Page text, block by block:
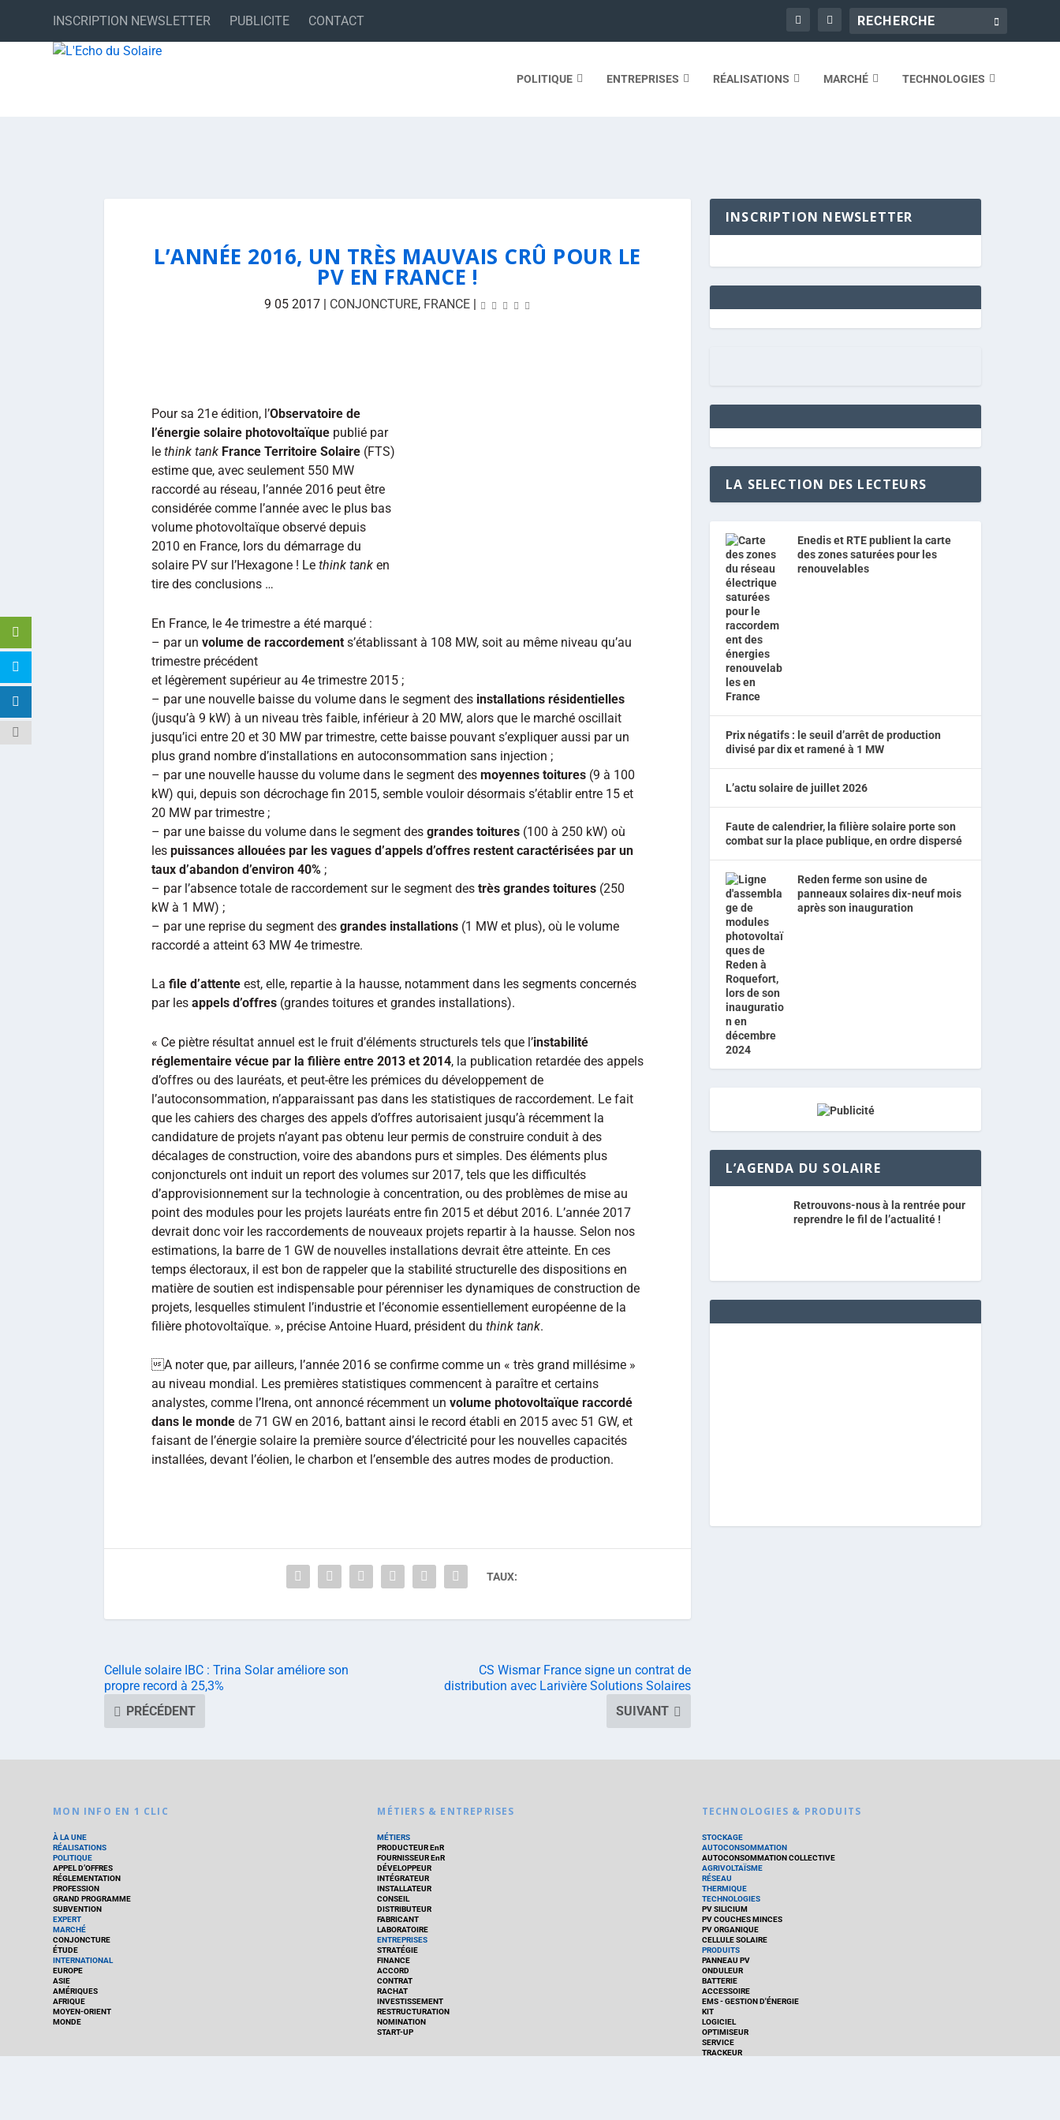
INSCRIPTION NEWSLETTER PUBLICITE CONTACT
POLITIQUE ENTREPRISES RÉALISATIONS MARCHÉ TECHNOLOGIES
L’ANNÉE 2016, UN TRÈS MAUVAIS CRÛ POUR LE
PV EN FRANCE !
9 05 2017| CONJONCTURE, FRANCE|
Pour sa 21e édition, l’Observatoire de
l’énergie solaire photovoltaïque publié par
le think tank France Territoire Solaire (FTS)
estime que, avec seulement 550 MW
raccordé au réseau, l’année 2016 peut être
considérée comme l’année avec le plus bas
volume photovoltaïque observé depuis
2010 en France, lors du démarrage du
solaire PV sur l’Hexagone ! Le think tank en
tire des conclusions …
En France, le 4e trimestre a été marqué :
– par un volume de raccordement s’établissant à 108 MW, soit au même niveau qu’au
trimestre précédent
et légèrement supérieur au 4e trimestre 2015 ;
– par une nouvelle baisse du volume dans le segment des installations résidentielles
(jusqu’à 9 kW) à un niveau très faible, inférieur à 20 MW, alors que le marché oscillait
jusqu’ici entre 20 et 30 MW par trimestre, cette baisse pouvant s’expliquer aussi par un
plus grand nombre d’installations en autoconsommation sans injection ;
– par une nouvelle hausse du volume dans le segment des moyennes toitures (9 à 100
kW) qui, depuis son décrochage fin 2015, semble vouloir désormais s’établir entre 15 et
20 MW par trimestre ;
– par une baisse du volume dans le segment des grandes toitures (100 à 250 kW) où
les puissances allouées par les vagues d’appels d’offres restent caractérisées par un
taux d’abandon d’environ 40% ;
– par l’absence totale de raccordement sur le segment des très grandes toitures (250
kW à 1 MW) ;
– par une reprise du segment des grandes installations (1 MW et plus), où le volume
raccordé a atteint 63 MW 4e trimestre.
La file d’attente est, elle, repartie à la hausse, notamment dans les segments concernés
par les appels d’offres (grandes toitures et grandes installations).
« Ce piètre résultat annuel est le fruit d’éléments structurels tels que l’instabilité
réglementaire vécue par la filière entre 2013 et 2014, la publication retardée des appels
d’offres ou des lauréats, et peut-être les prémices du développement de
l’autoconsommation, n’apparaissant pas dans les statistiques de raccordement. Le fait
que les cahiers des charges des appels d’offres autorisaient jusqu’à récemment la
candidature de projets n’ayant pas obtenu leur permis de construire conduit à des
décalages de construction, voire des abandons purs et simples. Des éléments plus
conjoncturels ont induit un report des volumes sur 2017, tels que les difficultés
d’approvisionnement sur la technologie à concentration, ou des problèmes de mise au
point des modules pour les projets lauréats entre fin 2015 et début 2016. L’année 2017
devrait donc voir les raccordements de nouveaux projets repartir à la hausse. Selon nos
estimations, la barre de 1 GW de nouvelles installations devrait être atteinte. En ces
temps électoraux, il est bon de rappeler que la stabilité structurelle des dispositions en
matière de soutien est indispensable pour pérenniser les dynamiques de construction de
projets, lesquelles stimulent l’industrie et l’économie essentiellement européenne de la
filière photovoltaïque. », précise Antoine Huard, président du think tank.
A noter que, par ailleurs, l’année 2016 se confirme comme un « très grand millésime »
au niveau mondial. Les premières statistiques commencent à paraître et certains
analystes, comme l’Irena, ont annoncé récemment un volume photovoltaïque raccordé
dans le monde de 71 GW en 2016, battant ainsi le record établi en 2015 avec 51 GW, et
faisant de l’énergie solaire la première source d’électricité pour les nouvelles capacités
installées, devant l’éolien, le charbon et l’ensemble des autres modes de production.
TAUX:
Cellule solaire IBC : Trina Solar améliore son
propre record à 25,3%
PRÉCÉDENT
CS Wismar France signe un contrat de
distribution avec Larivière Solutions Solaires
SUIVANT
INSCRIPTION NEWSLETTER
LA SELECTION DES LECTEURS
Enedis et RTE publient la carte
des zones saturées pour les
renouvelables
Prix négatifs : le seuil d’arrêt de production
divisé par dix et ramené à 1 MW
L’actu solaire de juillet 2026
Faute de calendrier, la filière solaire porte son
combat sur la place publique, en ordre dispersé
Reden ferme son usine de
panneaux solaires dix-neuf mois
après son inauguration
L’AGENDA DU SOLAIRE
Retrouvons-nous à la rentrée pour
reprendre le fil de l’actualité !
MON INFO EN 1 CLIC
À LA UNE
RÉALISATIONS
POLITIQUE
APPEL D’OFFRES
RÉGLEMENTATION
PROFESSION
GRAND PROGRAMME
SUBVENTION
EXPERT
MARCHÉ
CONJONCTURE
ÉTUDE
INTERNATIONAL
EUROPE
ASIE
AMÉRIQUES
AFRIQUE
MOYEN-ORIENT
MONDE
MÉTIERS & ENTREPRISES
MÉTIERS
PRODUCTEUR EnR
FOURNISSEUR EnR
DÉVELOPPEUR
INTÉGRATEUR
INSTALLATEUR
CONSEIL
DISTRIBUTEUR
FABRICANT
LABORATOIRE
ENTREPRISES
STRATÉGIE
FINANCE
ACCORD
CONTRAT
RACHAT
INVESTISSEMENT
RESTRUCTURATION
NOMINATION
START-UP
TECHNOLOGIES & PRODUITS
STOCKAGE
AUTOCONSOMMATION
AUTOCONSOMMATION COLLECTIVE
AGRIVOLTAÏSME
RÉSEAU
THERMIQUE
TECHNOLOGIES
PV SILICIUM
PV COUCHES MINCES
PV ORGANIQUE
CELLULE SOLAIRE
PRODUITS
PANNEAU PV
ONDULEUR
BATTERIE
ACCESSOIRE
EMS - GESTION D'ÉNERGIE
KIT
LOGICIEL
OPTIMISEUR
SERVICE
TRACKEUR